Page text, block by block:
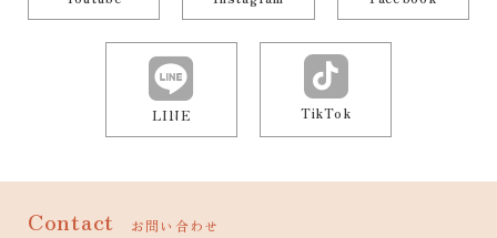
LINE TikTok
Contact お問い合わせ